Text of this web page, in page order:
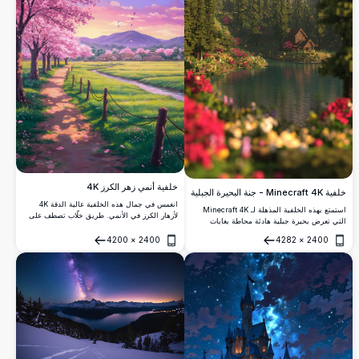
خلفية Minecraft 4K - جنة البحيرة الجبلية
استمتع بهذه الخلفية المذهلة لـ Minecraft 4K
التي تعرض بحيرة جبلية هادئة محاطة بغابات
خصبة وقمم شاهقة. يتميز المشهد عالي الدقة
بأزهار نابضة بالحياة ومياه هادئة ومنزل خشبي
ساحر يقع في أحضان الطبيعة.
2400
×
4282
فتح
خلفية أنمي زهر الكرز 4K
انغمس في جمال هذه الخلفية عالية الدقة 4K
لأزهار الكرز في الأنمي. طريق خلّاب تصطف على
هادئة مع جبال في الخلفية، تحت سماء مذهلة عند
الغروب.
2400
×
4200
فتح